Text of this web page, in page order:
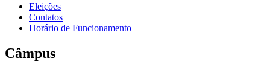
Eleições
Contatos
Horário de Funcionamento
Câmpus